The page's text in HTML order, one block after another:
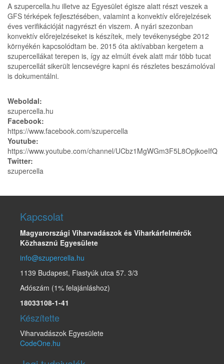
A szupercella.hu illetve az Egyesület égisze alatt részt veszek a
GFS térképek fejlesztésében, valamint a konvektív előrejelzések
éves verifikációját nagyrészt én viszem. A nyári szezonban
konvektív előrejelzéseket is készítek, mely tevékenységbe 2012
környékén kapcsolódtam be. 2015 óta aktívabban kergetem a
szupercellákat terepen is, így az elmúlt évek alatt már több tucat
szupercellát sikerült lencsevégre kapni és részletes beszámolóval
is dokumentálni.
Weboldal:
szupercella.hu
Facebook:
https://www.facebook.com/szupercella
Youtube:
https://www.youtube.com/channel/UCbz1MgWGm3F5L8OpjkoeIfQ
Twitter:
szupercella
Kapcsolat
Magyarországi Viharvadászok és Viharkárfelmérők
Közhasznú Egyesülete
info@szupercella.hu
1139 Budapest, Fiastyúk utca 57. 3/3
Adószám (1% felajánláshoz)
18033108-1-41
Készítette
Viharvadászok Egyesülete
CodeOne.hu